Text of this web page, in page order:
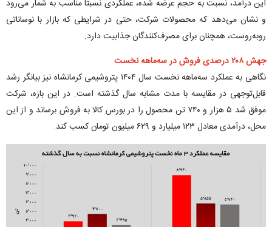
این درآمد، نسبت به حجم عرضه شده، عملکردی نسبتا مناسب به شمار می‌رود
و نشان می‌دهد که محصولات شرکت، حتی در شرایطی که بازار با نوساناتی
روبه‌روست، همچنان برای مصرف‌کنندگان جذابیت دارد.
جهش ۲۰۸ درصدی فروش در سه‌ماهه نخست
نگاهی به عملکرد سه‌ماهه نخست سال ۱۴۰۴ پتروشیمی کرمانشاه نیز بیانگر رشد
قابل‌توجهی در مقایسه با مدت مشابه سال گذشته است. در این بازه، شرکت
موفق شد ۵ هزار و ۷۴۰ تن محصول را در بورس کالا به فروش برساند و از این
محل، درآمدی معادل ۱۲۳ میلیارد و ۶۲۹ میلیون تومان کسب کند.